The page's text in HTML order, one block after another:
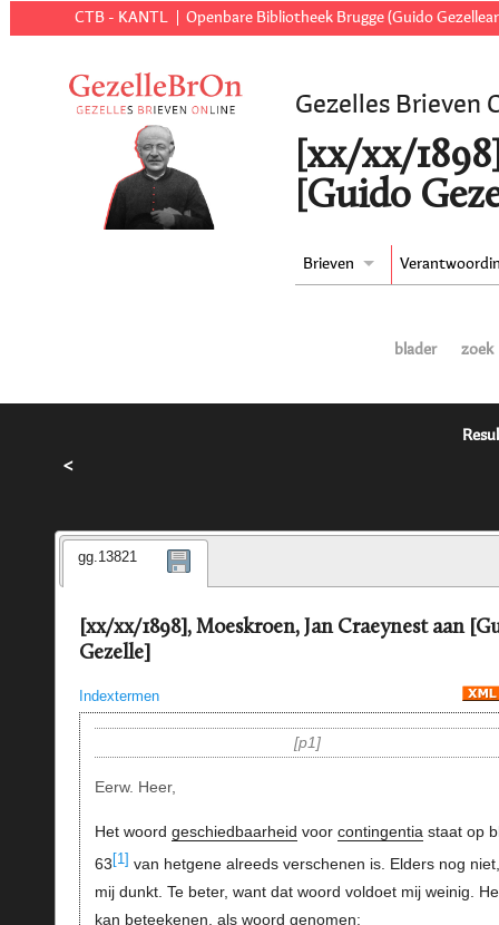
CTB - KANTL Openbare Bibliotheek Brugge (Guido
Gezelles Brieven
[xx/xx/
[Guido
Brieven
blader zoek
<
gg.13821
[xx/xx/1898], Moeskroen, Jan Craeynest aan
Gezelle]
Indextermen
p1
Eerw. Heer,
Het woord geschiedbaarheid voor contingentia staat op
63 [1] van hetgene alreeds verschenen is. Elders nog niet,
mij dunkt. Te beter, want dat woord voldoet mij weinig.
kan beteekenen, als woord genomen: